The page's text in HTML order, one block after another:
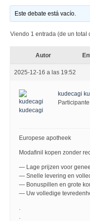
Este debate está vacío.
Viendo 1 entrada (de un total
Autor
2025-12-16 a las 19:52
kudecagi
Participante
Europese apotheek
Modafinil kopen zonder
— Lage prijzen voor
— Snelle levering en
— Bonuspillen en grote
— Uw volledige
.
.